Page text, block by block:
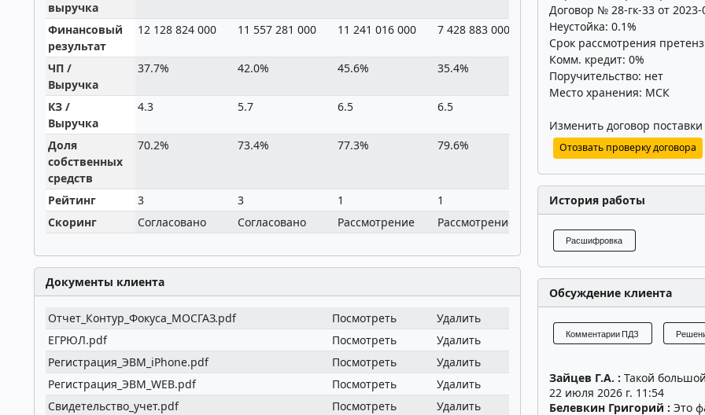
выручка
Финансовый
результат
12 128 824 000 11 557 281 000 11 241 016 000 7 428 883 000 6 060 441 000 3 883 295 000
ЧП /
Выручка
37.7% 42.0% 45.6% 35.4% 34.4% 27.0%
КЗ /
Выручка
4.3 5.7 6.5 6.5
Доля
собственных
средств
70.2% 73.4% 77.3% 79.6% 81.1% 83.9%
Рейтинг 3 3 1 1 3
Скоринг
Согласовано Согласовано Рассмотрение Рассмотрение
Договор № 28-гк-33 от 2023-
Неустойка: 0.1%
Срок рассмотрения
Комм. кредит: 0%
Поручительство: нет
Место хранения: МСК
Изменить договор поставки
Отозвать проверку договора
История работы
Расшифровка
Документы клиента
Отчет_Контур_Фокуса_МОСГАЗ.pdf Посмотреть
Удалить
ЕГРЮЛ.pdf
Посмотреть
Удалить
Регистрация_ЭВМ_iPhone.pdf
Посмотреть
Удалить
Регистрация_ЭВМ_WEB.pdf
Посмотреть
Удалить
Свидетельство_учет.pdf
Посмотреть
Удалить
Обсуждение клиента
Комментарии ПДЗ
Зайцев Г.А. : Такой
22 июля 2026 г. 11:54
Белевкин Григорий : Это